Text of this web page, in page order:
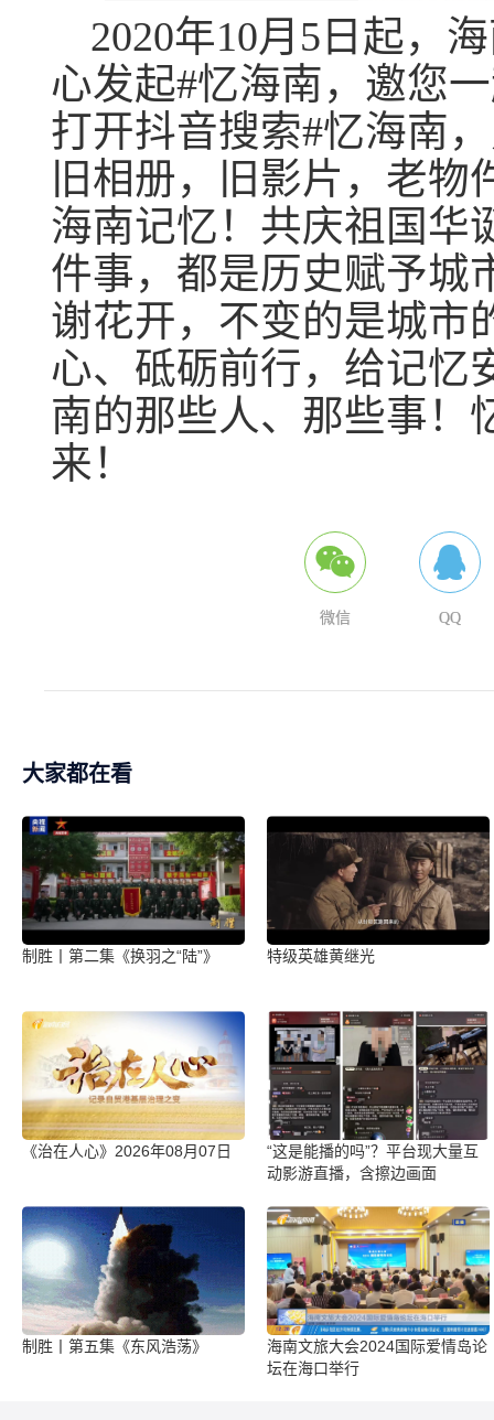
2020年10月5日起，
心发起#忆海南，邀您
打开抖音搜索#忆海南
旧相册，旧影片，老
海南记忆！共庆祖国华
件事，都是历史赋予城
谢花开，不变的是城市
心、砥砺前行，给记忆
南的那些人、那些事！
来！
微信 QQ
大家都在看
制胜丨第二集《换羽之“陆”》 特级英雄黄继光
《治在人心》2026年08月07日
“这是能播的吗”？平台现大量互
动影游直播，含擦边画面
制胜丨第五集《东风浩荡》
海南文旅大会2024国际爱情岛论
坛在海口举行